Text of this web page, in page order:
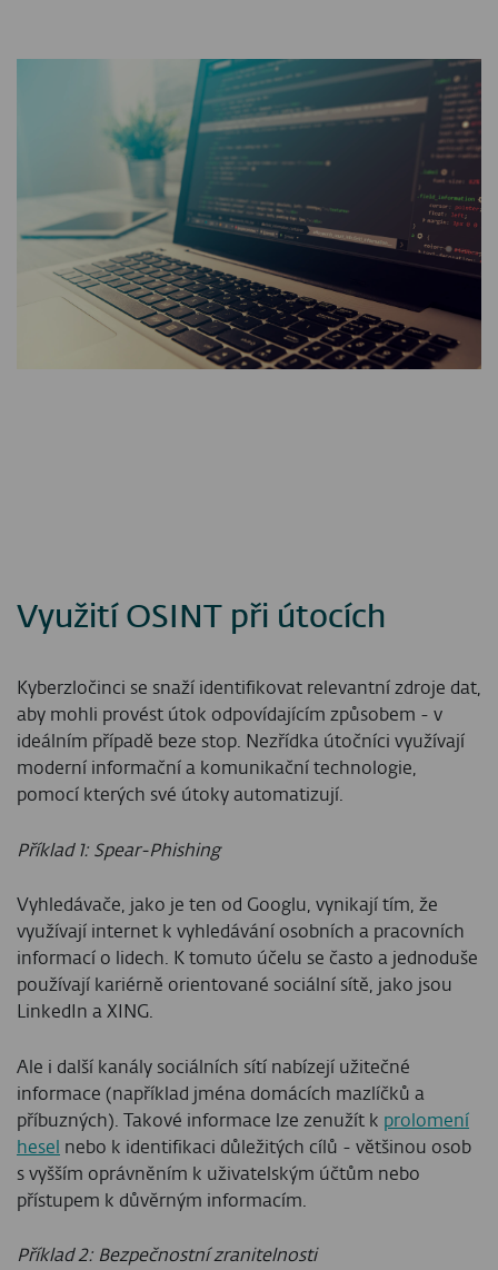
Využití OSINT při útocích
Kyberzločinci se snaží identifikovat relevantní zdroje dat,
aby mohli provést útok odpovídajícím způsobem - v
ideálním případě beze stop. Nezřídka útočníci využívají
moderní informační a komunikační technologie,
pomocí kterých své útoky automatizují.
Příklad 1: Spear-Phishing
Vyhledávače, jako je ten od Googlu, vynikají tím, že
využívají internet k vyhledávání osobních a pracovních
informací o lidech. K tomuto účelu se často a jednoduše
používají kariérně orientované sociální sítě, jako jsou
LinkedIn a XING.
Ale i další kanály sociálních sítí nabízejí užitečné
informace (například jména domácích mazlíčků a
příbuzných). Takové informace lze zenužít k prolomení
hesel nebo k identifikaci důležitých cílů - většinou osob
s vyšším oprávněním k uživatelským účtům nebo
přístupem k důvěrným informacím.
Příklad 2: Bezpečnostní zranitelnosti